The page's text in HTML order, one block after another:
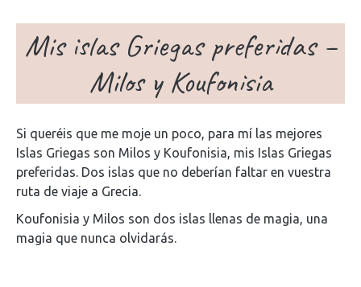
Mis islas Griegas preferidas –
Milos y Koufonisia
Si queréis que me moje un poco, para mí las mejores
Islas Griegas son Milos y Koufonisia, mis Islas Griegas
preferidas. Dos islas que no deberían faltar en vuestra
ruta de viaje a Grecia.
Koufonisia y Milos son dos islas llenas de magia, una
magia que nunca olvidarás.